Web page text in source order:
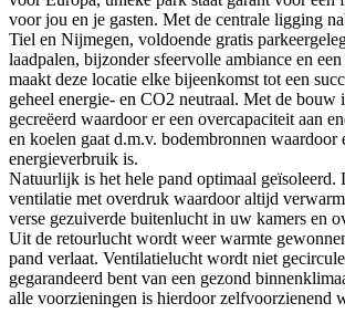
voor jou en je gasten. Met de centrale ligging
Tiel en Nijmegen, voldoende gratis
laadpalen, bijzonder sfeervolle ambiance en
maakt deze locatie elke bijeenkomst tot een
geheel energie- en CO2 neutraal. Met de bouw
gecreëerd waardoor er een overcapaciteit aan
en koelen gaat d.m.v. bodembronnen waardoor
energieverbruik is.
Natuurlijk is het hele pand optimaal geïsoleerd.
ventilatie met overdruk waardoor altijd
verse gezuiverde buitenlucht in uw kamers en
Uit de retourlucht wordt weer warmte
pand verlaat. Ventilatielucht wordt niet
gegarandeerd bent van een gezond
alle voorzieningen is hierdoor zelfvoorzienend